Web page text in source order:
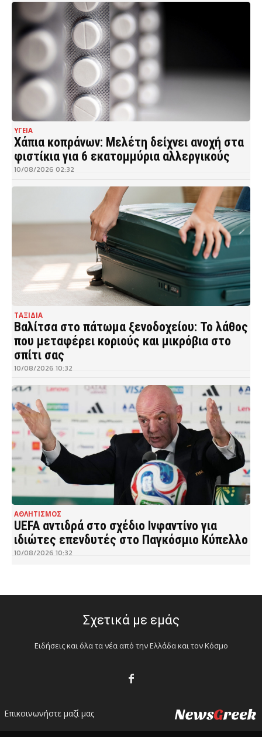
ΥΓΕΙΑ
Χάπια κοπράνων: Μελέτη δείχνει ανοχή στα
φιστίκια για 6 εκατομμύρια αλλεργικούς
10/08/2026 02:32
ΤΑΞΙΔΙΑ
Βαλίτσα στο πάτωμα ξενοδοχείου: Το λάθος
που μεταφέρει κοριούς και μικρόβια στο
σπίτι σας
10/08/2026 10:32
ΑΘΛΗΤΙΣΜΟΣ
UEFA αντιδρά στο σχέδιο Ινφαντίνο για
ιδιώτες επενδυτές στο Παγκόσμιο Κύπελλο
10/08/2026 10:32
Σχετικά με εμάς
Ειδήσεις και όλα τα νέα από την Ελλάδα και τον Κόσμο
Επικοινωνήστε μαζί μας